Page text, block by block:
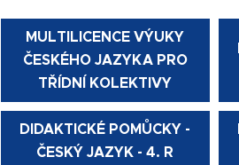
MULTILICENCE VÝUKY
ČESKÉHO JAZYKA PRO
TŘÍDNÍ KOLEKTIVY
DIDAKTICKÉ POMŮCKY -
ČESKÝ JAZYK - 4. R